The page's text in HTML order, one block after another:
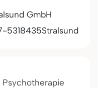
GmbH
5318435Stralsund